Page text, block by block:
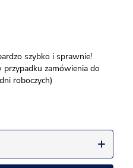
szybko i sprawnie!
przypadku zamówienia do
roboczych)